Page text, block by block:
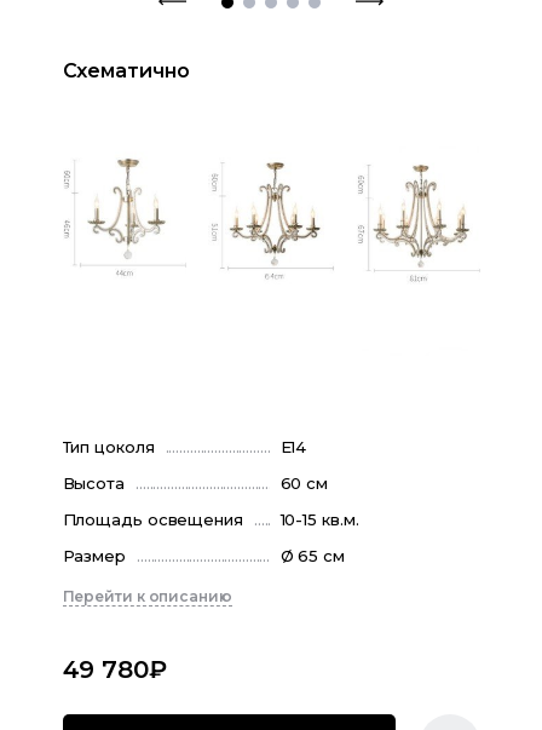
Схематично
Тип цоколя
E14
Высота
60 см
Площадь освещения
10-15 кв.м.
Размер
Ø 65 см
Перейти к описанию
49 780₽